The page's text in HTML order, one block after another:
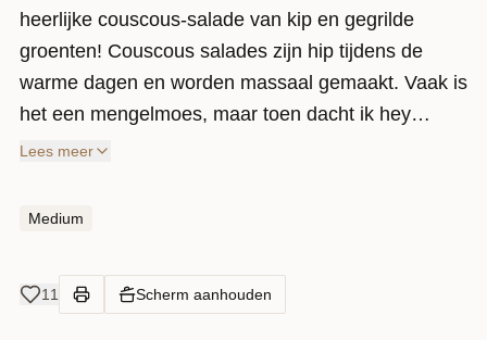
heerlijke couscous-salade van kip en gegrilde
groenten! Couscous salades zijn hip tijdens de
warme dagen en worden massaal gemaakt. Vaak is
het een mengelmoes, maar toen dacht ik hey…
waarom geef ik het geen Marokkaans tintje? Zo
het eten, moesten ze sowieso twee keer kijken. Het
Lees meer
Medium
11 Scherm aanhouden